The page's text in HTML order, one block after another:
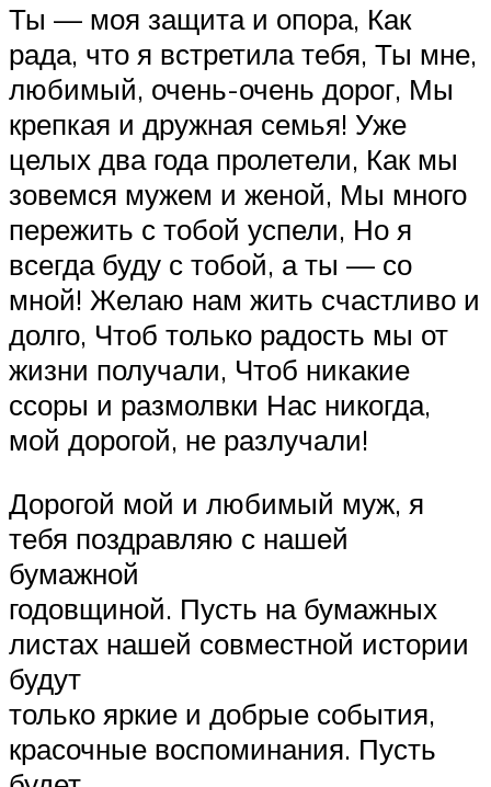
Ты — моя защита и опора, Как
рада, что я встретила тебя, Ты мне,
любимый, очень-очень дорог, Мы
крепкая и дружная семья! Уже
целых два года пролетели, Как мы
зовемся мужем и женой, Мы много
пережить с тобой успели, Но я
всегда буду с тобой, а ты — со
мной! Желаю нам жить счастливо и
долго, Чтоб только радость мы от
жизни получали, Чтоб никакие
ссоры и размолвки Нас никогда,
мой дорогой, не разлучали!
Дорогой мой и любимый муж, я
тебя поздравляю с нашей
бумажной
годовщиной. Пусть на бумажных
листах нашей совместной истории
будут
только яркие и добрые события,
красочные воспоминания. Пусть